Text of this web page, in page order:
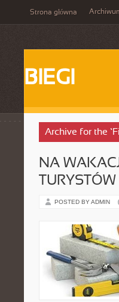
Strona główna
BIEGI
Archive for the
NA
POSTED BY ADMIN